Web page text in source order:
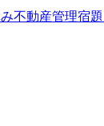
不動産管理宿題